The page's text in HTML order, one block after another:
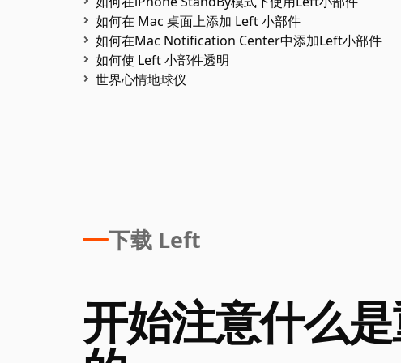
如何在 Mac 桌面上添加 Left 小部件
如何在Mac Notification Center中添加Left小部件
如何使 Left 小部件透明
世界心情地球仪
下载 Left
开始注意什么